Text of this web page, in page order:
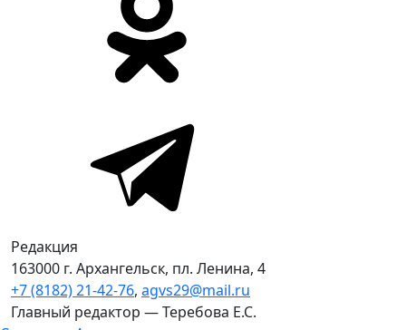
Редакция
163000 г. Архангельск, пл. Ленина, 4
+7 (8182) 21-42-76, agvs29@mail.ru
Главный редактор — Теребова Е.С.